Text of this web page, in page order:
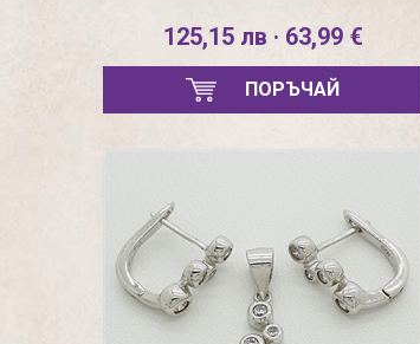
125,15 лв · 63,99 €
ПОРЪЧАЙ